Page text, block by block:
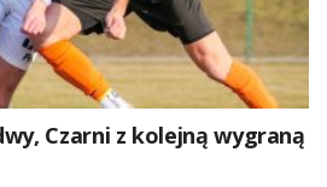
Czarni z kolejną wygraną